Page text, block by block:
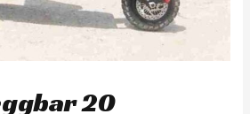
20